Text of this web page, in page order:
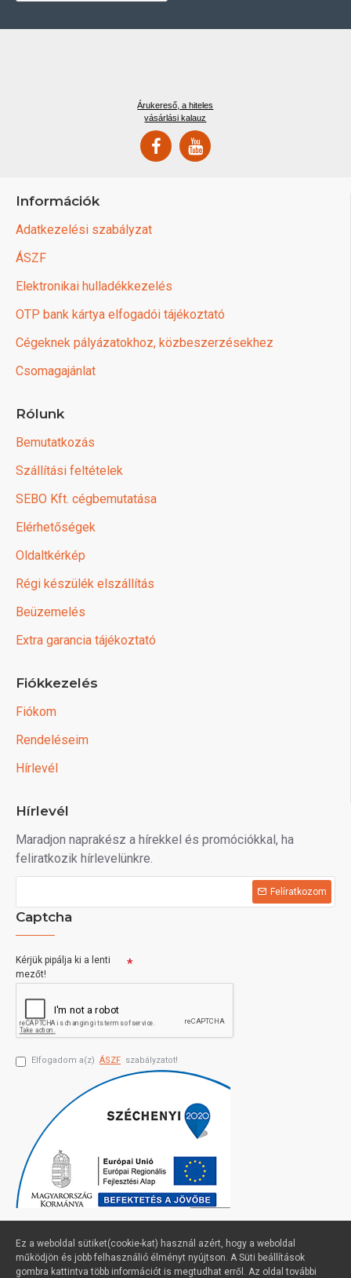
Árukereső, a hiteles
vásárlási kalauz
Információk
Adatkezelési szabályzat
ÁSZF
Elektronikai hulladékkezelés
OTP bank kártya elfogadói tájékoztató
Cégeknek pályázatokhoz, közbeszerzésekhez
Csomagajánlat
Rólunk
Bemutatkozás
Szállítási feltételek
SEBO Kft. cégbemutatása
Elérhetőségek
Oldaltkérkép
Régi készülék elszállítás
Beüzemelés
Extra garancia tájékoztató
Fiókkezelés
Fiókom
Rendeléseim
Hírlevél
Hírlevél
Maradjon naprakész a hírekkel és promóciókkal, ha
feliratkozik hírlevelünkre.
Felíratkozom
Captcha
Kérjük pipálja ki a lenti
mezőt!
Elfogadom a(z) ÁSZF szabályzatot!
Ez a weboldal sütiket(cookie-kat) használ azért, hogy a weboldal
működjön és jobb felhasználió élményt nyújtson. A Süti beállítások
gombra kattintva több információt is megtudhat erről. Az oldal további